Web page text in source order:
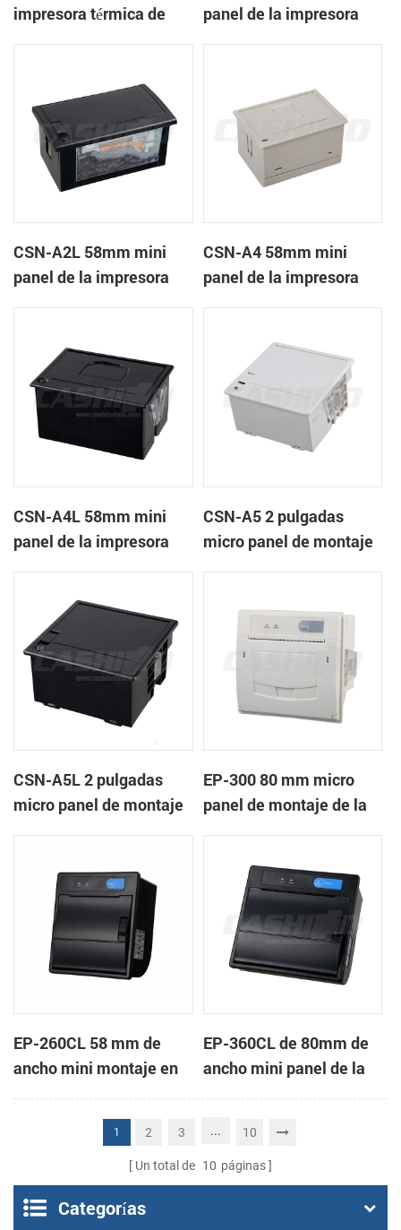
impresora térmica de
panel de la impresora
CSN-A2L 58mm mini
panel de la impresora
CSN-A4 58mm mini
panel de la impresora
CSN-A4L 58mm mini
panel de la impresora
CSN-A5 2 pulgadas
micro panel de montaje
CSN-A5L 2 pulgadas
micro panel de montaje
EP-300 80 mm micro
panel de montaje de la
EP-260CL 58 mm de
ancho mini montaje en
panel de la impresora
térmica con auto-
EP-360CL de 80mm de
ancho mini panel de la
impresora térmica con
1 2 3 ... 10
Un total de 10 páginas
Categorías